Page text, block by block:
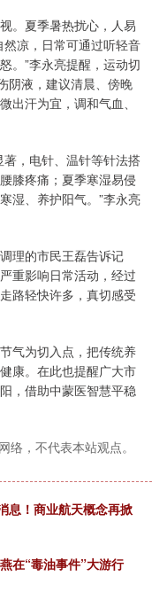
。夏季暑热扰心，人易
凉，日常可通过听轻音
。”李永亮提醒，运动切
阴液，建议清晨、傍晚
出汗为宜，调和气血、
，电针、温针等针法搭
膝疼痛；夏季寒湿易侵
湿、养护阳气。”李永亮
理的市民王磊告诉记
重影响日常活动，经过
路轻快许多，真切感受
气为切入点，把传统养
康。在此也提醒广大市
，借助中蒙医智慧平稳
络，不代表本站观点。
息！商业航天概念再掀
在“毒油事件”大游行